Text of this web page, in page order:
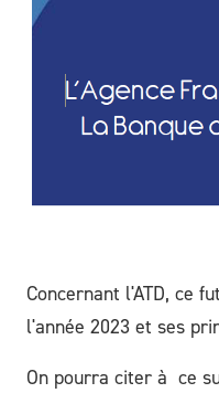
Concernant l'ATD, ce
l'année 2023 et ses
On pourra citer à ce